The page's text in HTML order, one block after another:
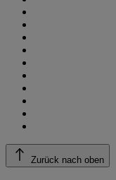
Zurück nach oben